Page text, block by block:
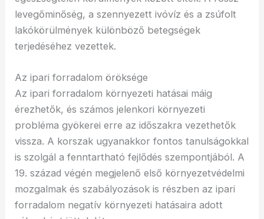
levegőminőség, a szennyezett ivóvíz és a zsúfolt
lakókörülmények különböző betegségek
terjedéséhez vezettek.
Az ipari forradalom öröksége
Az ipari forradalom környezeti hatásai máig
érezhetők, és számos jelenkori környezeti
probléma gyökerei erre az időszakra vezethetők
vissza. A korszak ugyanakkor fontos tanulságokkal
is szolgál a fenntartható fejlődés szempontjából. A
19. század végén megjelenő első környezetvédelmi
mozgalmak és szabályozások is részben az ipari
forradalom negatív környezeti hatásaira adott